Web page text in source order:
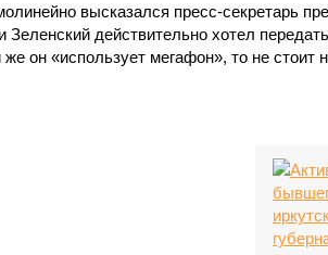
высказался пресс-секретарь
Зеленский действительно хотел
он «использует мегафон», то не стоит